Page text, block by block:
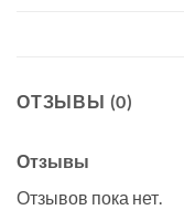
ОТЗЫВЫ (0)
Отзывы
Отзывов пока нет.